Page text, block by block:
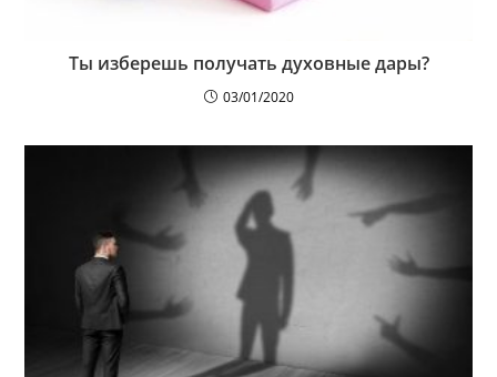
Ты изберешь получать духовные дары?
03/01/2020